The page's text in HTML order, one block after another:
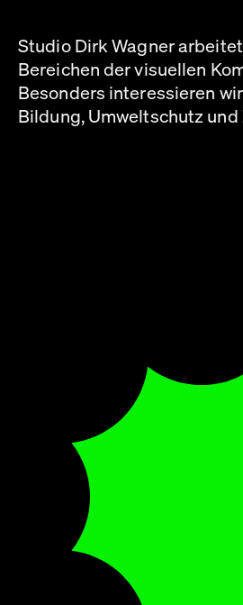
Studio Dirk Wagner
Bereichen der visuellen
Besonders interessieren
Bildung, Umweltschutz